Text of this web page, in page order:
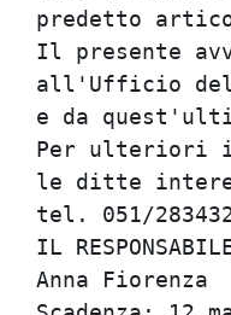
Il presente
all'Ufficio
e da
Per
le ditte
IL